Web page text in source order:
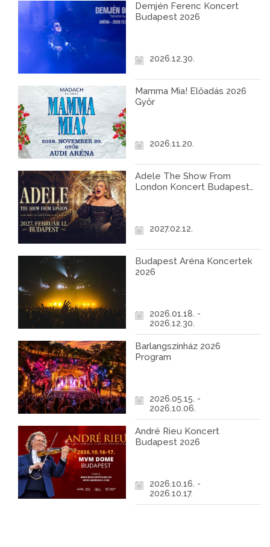
Demjén Ferenc Koncert
Budapest 2026
2026.12.30.
Mamma Mia! Előadás 2026
Győr
2026.11.20.
Adele The Show From
London Koncert Budapest
2027.02.12.
Budapest Aréna Koncertek
2026
2026.01.18. -
2026.12.30.
Barlangszínház 2026
Program
2026.05.15. -
2026.10.06.
André Rieu Koncert
Budapest 2026
2026.10.16. -
2026.10.17.